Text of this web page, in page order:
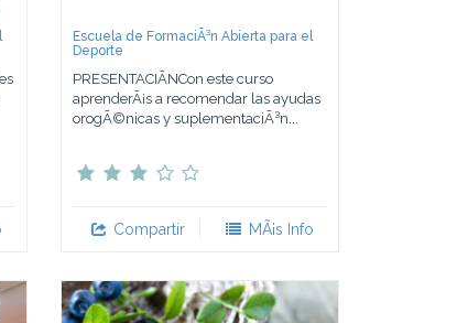
Escuela de FormaciÃ³n Abierta para el
Deporte
PRESENTACIÃNCon este curso
aprenderÃ¡s a recomendar las ayudas
orogÃ©nicas y suplementaciÃ³n...
Compartir MÃ¡s Info